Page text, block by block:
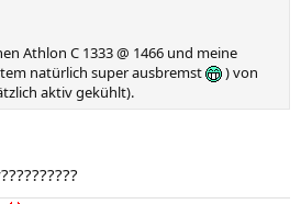
Athlon C 1333 @ 1466 und meine
natürlich super ausbremst
) von
aktiv gekühlt).